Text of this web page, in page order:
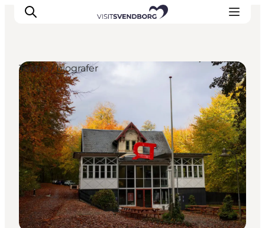
Oplev kultur & natur
Det sker i Svendborg
Spis og drik
handelsbyen Svendborg
Overnatning
Planlæg din tur
Teatre / biografer